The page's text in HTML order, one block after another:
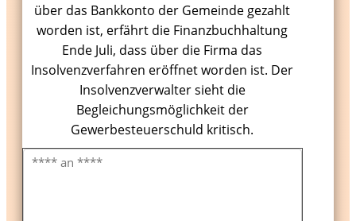
über das Bankkonto der Gemeinde gezahlt
worden ist, erfährt die Finanzbuchhaltung
Ende Juli, dass über die Firma das
Insolvenzverfahren eröffnet worden ist. Der
Insolvenzverwalter sieht die
Begleichungsmöglichkeit der
Gewerbesteuerschuld kritisch.